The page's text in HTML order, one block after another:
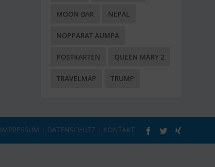
MOON BAR NEPAL
NOPPARAT AUMPA
POSTKARTEN QUEEN MARY 2
TRAVELMAP TRUMP
IMPRESSUM | DATENSCHUTZ | KONTAKT